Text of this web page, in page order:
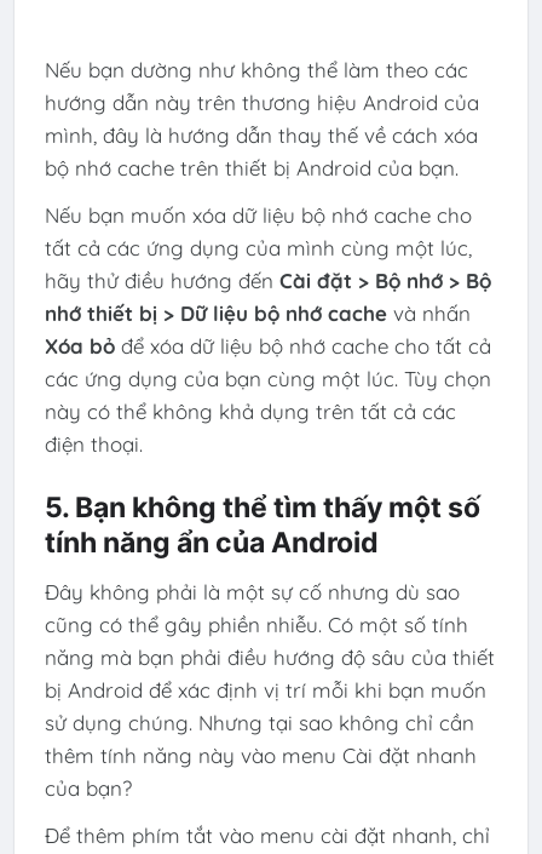
Nếu bạn dường như không thể làm theo các
hướng dẫn này trên thương hiệu Android của
mình, đây là hướng dẫn thay thế về cách xóa
bộ nhớ cache trên thiết bị Android của bạn.
Nếu bạn muốn xóa dữ liệu bộ nhớ cache cho
tất cả các ứng dụng của mình cùng một lúc,
hãy thử điều hướng đến Cài đặt > Bộ nhớ > Bộ
nhớ thiết bị > Dữ liệu bộ nhớ cachevà nhấn
Xóa bỏđể xóa dữ liệu bộ nhớ cache cho tất cả
các ứng dụng của bạn cùng một lúc. Tùy chọn
này có thể không khả dụng trên tất cả các
điện thoại.
5. Bạn không thể tìm thấy một số
tính năng ẩn của Android
Đây không phải là một sự cố nhưng dù sao
cũng có thể gây phiền nhiễu. Có một số tính
năng mà bạn phải điều hướng độ sâu của thiết
bị Android để xác định vị trí mỗi khi bạn muốn
sử dụng chúng. Nhưng tại sao không chỉ cần
thêm tính năng này vào menu Cài đặt nhanh
của bạn?
Để thêm phím tắt vào menu cài đặt nhanh, chỉ